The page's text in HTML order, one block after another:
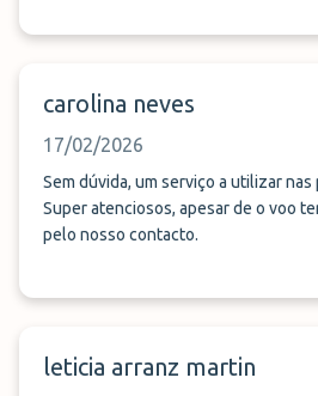
carolina neves
17/02/2026
Sem dúvida, um serviço a utilizar nas próximas viagens.
Super atenciosos, apesar de o voo
pelo nosso contacto.
leticia arranz martin